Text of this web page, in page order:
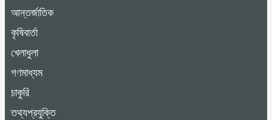
আন্তর্জাতিক
কৃষিবার্তা
খেলাধুলা
গণমাধ্যম
চাকুরি
তথ্যপ্রযুক্তি